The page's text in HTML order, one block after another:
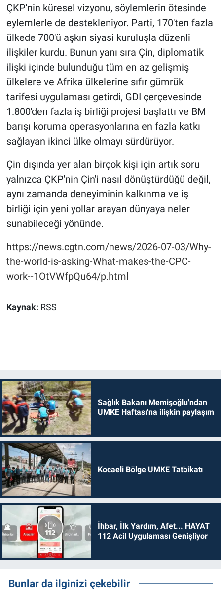
ÇKP'nin küresel vizyonu, söylemlerin ötesinde
eylemlerle de destekleniyor. Parti, 170'ten fazla
ülkede 700'ü aşkın siyasi kuruluşla düzenli
ilişkiler kurdu. Bunun yanı sıra Çin, diplomatik
ilişki içinde bulunduğu tüm en az gelişmiş
ülkelere ve Afrika ülkelerine sıfır gümrük
tarifesi uygulaması getirdi, GDI çerçevesinde
1.800'den fazla iş birliği projesi başlattı ve BM
barışı koruma operasyonlarına en fazla katkı
sağlayan ikinci ülke olmayı sürdürüyor.
Çin dışında yer alan birçok kişi için artık soru
yalnızca ÇKP'nin Çin'i nasıl dönüştürdüğü değil,
aynı zamanda deneyiminin kalkınma ve iş
birliği için yeni yollar arayan dünyaya neler
sunabileceği yönünde.
https://news.cgtn.com/news/2026-07-03/Why-
the-world-is-asking-What-makes-the-CPC-
work--1OtVWfpQu64/p.html
Kaynak: RSS
Sağlık Bakanı Memişoğlu'ndan
UMKE Haftası'na ilişkin paylaşım
Kocaeli Bölge UMKE Tatbikatı
İhbar, İlk Yardım, Afet... HAYAT
112 Acil Uygulaması Genişliyor
Bunlar da ilginizi çekebilir